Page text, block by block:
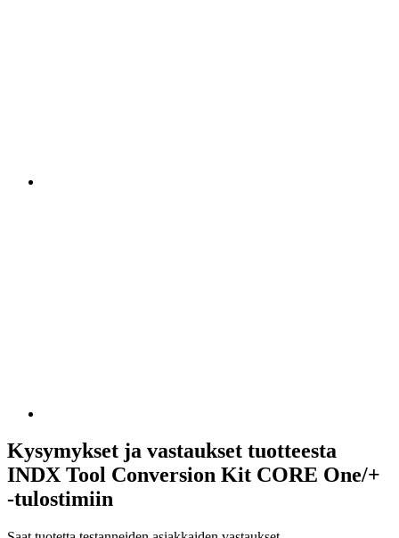
Kysymykset ja vastaukset tuotteesta
INDX Tool Conversion Kit CORE One/+
-tulostimiin